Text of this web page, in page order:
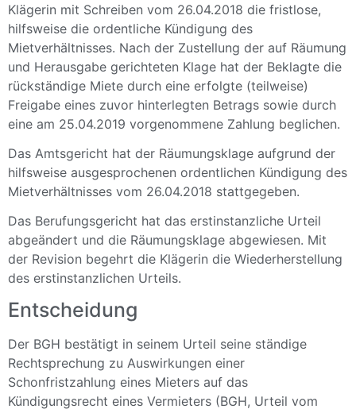
Klägerin mit Schreiben vom 26.04.2018 die fristlose,
hilfsweise die ordentliche Kündigung des
Mietverhältnisses. Nach der Zustellung der auf Räumung
und Herausgabe gerichteten Klage hat der Beklagte die
rückständige Miete durch eine erfolgte (teilweise)
Freigabe eines zuvor hinterlegten Betrags sowie durch
eine am 25.04.2019 vorgenommene Zahlung beglichen.
Das Amtsgericht hat der Räumungsklage aufgrund der
hilfsweise ausgesprochenen ordentlichen Kündigung des
Mietverhältnisses vom 26.04.2018 stattgegeben.
Das Berufungsgericht hat das erstinstanzliche Urteil
abgeändert und die Räumungsklage abgewiesen. Mit
der Revision begehrt die Klägerin die Wiederherstellung
des erstinstanzlichen Urteils.
Entscheidung
Der BGH bestätigt in seinem Urteil seine ständige
Rechtsprechung zu Auswirkungen einer
Schonfristzahlung eines Mieters auf das
Kündigungsrecht eines Vermieters (BGH, Urteil vom